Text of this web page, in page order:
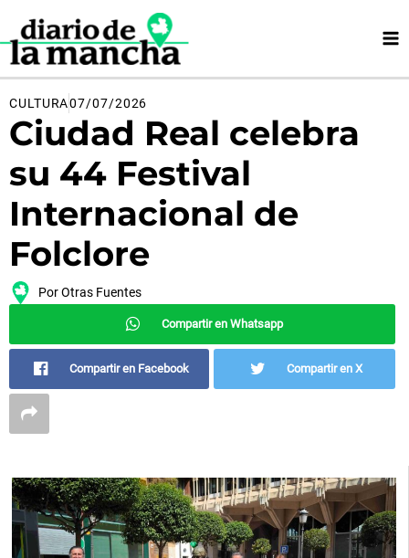
contenido
CULTURA07/07/2026
Ciudad Real celebra
su 44 Festival
Internacional de
Folclore
PorOtras Fuentes
Compartir en Whatsapp
Compartir en Facebook Compartir en X